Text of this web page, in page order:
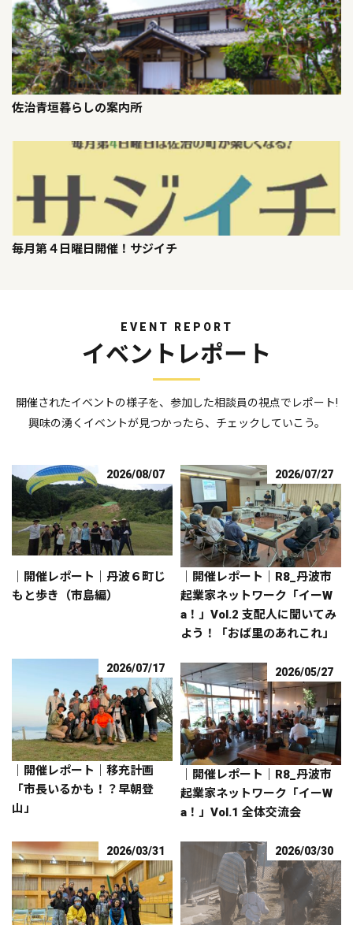
佐治青垣暮らしの案内所
毎月第４日曜日開催！サジイチ
EVENT REPORT
イベントレポート
開催されたイベントの様子を、参加した相談員の視点でレポート!
興味の湧くイベントが見つかったら、チェックしていこう。
2026/08/07
｜開催レポート｜丹波６町じ
もと歩き（市島編）
2026/07/27
｜開催レポート｜R8_丹波市
起業家ネットワーク「イーW
a！」Vol.2 支配人に聞いてみ
よう！「おば里のあれこれ」
2026/07/17
｜開催レポート｜移充計画
「市長いるかも！？早朝登
山」
2026/05/27
｜開催レポート｜R8_丹波市
起業家ネットワーク「イーW
a！」Vol.1 全体交流会
2026/03/31 2026/03/30